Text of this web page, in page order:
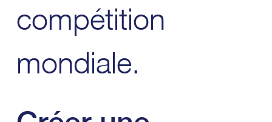
compétition
mondiale.